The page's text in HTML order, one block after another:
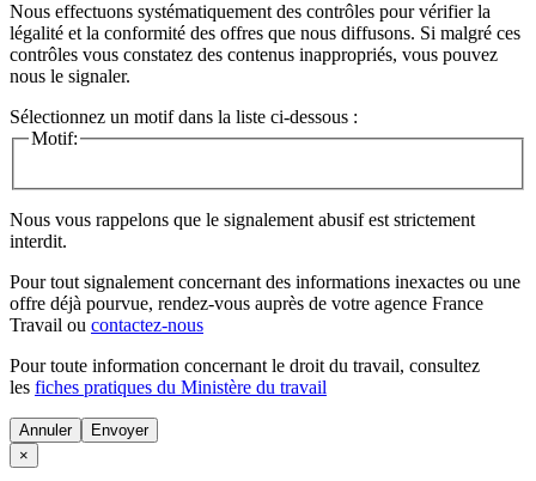
Nous effectuons systématiquement des contrôles pour vérifier la
légalité et la conformité des offres que nous diffusons. Si malgré ces
contrôles vous constatez des contenus inappropriés, vous pouvez
nous le signaler.
Sélectionnez un motif dans la liste ci-dessous :
Motif:
Nous vous rappelons que le signalement abusif est strictement
interdit.
Pour tout signalement concernant des informations inexactes ou une
offre déjà pourvue, rendez-vous auprès de votre agence France
Travail ou contactez-nous
Pour toute information concernant le droit du travail, consultez
les fiches pratiques du Ministère du travail
Annuler
×